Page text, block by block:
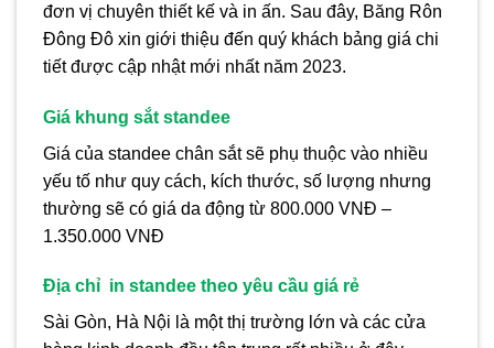
đơn vị chuyên thiết kế và in ấn. Sau đây, Băng Rôn
Đông Đô xin giới thiệu đến quý khách bảng giá chi
tiết được cập nhật mới nhất năm 2023.
Giá khung sắt standee
Giá của standee chân sắt sẽ phụ thuộc vào nhiều
yếu tố như quy cách, kích thước, số lượng nhưng
thường sẽ có giá da động từ 800.000 VNĐ –
1.350.000 VNĐ
Địa chỉ in standee theo yêu cầu giá rẻ
Sài Gòn, Hà Nội là một thị trường lớn và các cửa